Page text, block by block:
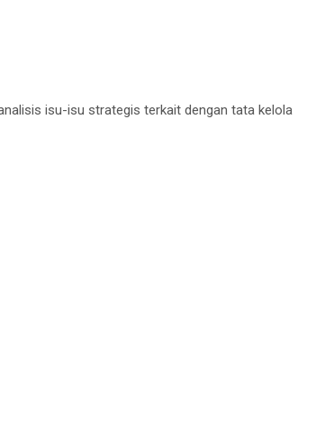
isu-isu strategis terkait dengan tata kelola